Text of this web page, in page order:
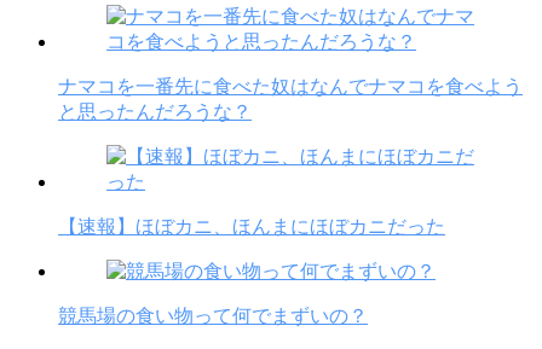
ナマコを一番先に食べた奴はなんでナマコを食べよう
と思ったんだろうな？
【速報】ほぼカニ、ほんまにほぼカニだった
競馬場の食い物って何でまずいの？